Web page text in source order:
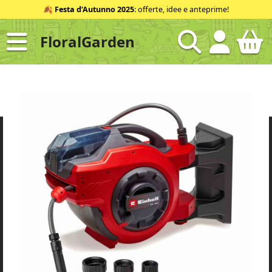
al
contenuto
ID
🍂 Festa d’Autunno 2025: offerte, idee e anteprime!
FloralGarden